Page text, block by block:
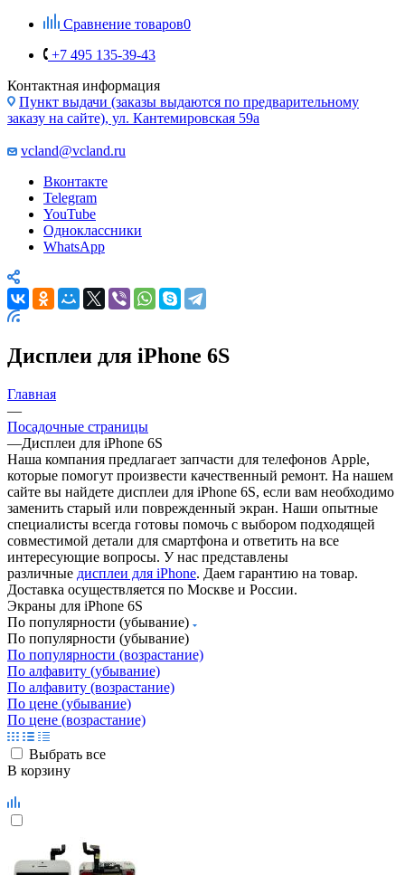
Сравнение товаров0
+7 495 135-39-43
Контактная информация
Пункт выдачи (заказы выдаются по предварительному
заказу на сайте), ул. Кантемировская 59а
vcland@vcland.ru
Вконтакте
Telegram
YouTube
Одноклассники
WhatsApp
Дисплеи для iPhone 6S
Главная
—
Посадочные страницы
—Дисплеи для iPhone 6S
Наша компания предлагает запчасти для телефонов Apple,
которые помогут произвести качественный ремонт. На нашем
сайте вы найдете дисплеи для iPhone 6S, если вам необходимо
заменить старый или поврежденный экран. Наши опытные
специалисты всегда готовы помочь с выбором подходящей
совместимой детали для смартфона и ответить на все
интересующие вопросы. У нас представлены
различные дисплеи для iPhone. Даем гарантию на товар.
Доставка осуществляется по Москве и России.
Экраны для iPhone 6S
По популярности (убывание)
По популярности (убывание)
По популярности (возрастание)
По алфавиту (убывание)
По алфавиту (возрастание)
По цене (убывание)
По цене (возрастание)
Выбрать все
В корзину